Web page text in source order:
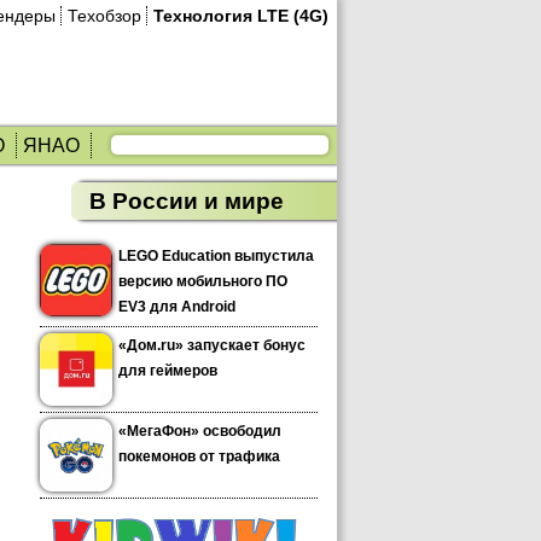
Техобзор Технология LTE (4G)
ЯНАО
В России и мире
LEGO Education выпустила
версию мобильного ПО
EV3 для Android
«Дом.ru» запускает бонус
для геймеров
«МегаФон» освободил
покемонов от трафика